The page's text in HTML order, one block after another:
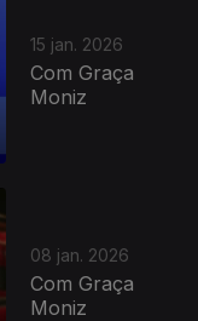
15 jan. 2026
Com Graça
Moniz
08 jan. 2026
Com Graça
Moniz